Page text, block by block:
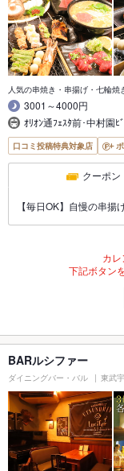
人気の串焼き・串揚げ・七輪焼
3001～4000円
ｵﾘｵﾝ通ﾌｪｽﾀ前･中村園
口コミ投稿特典対象店
クーポン
【毎日OK】自慢の串揚
カレ
下記ボタン
BARルシファー
ダイニングバー・バル 東武